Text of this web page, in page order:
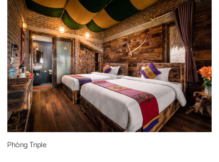
Phòng Triple